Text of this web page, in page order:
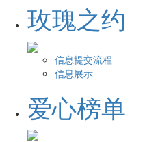
玫瑰之约
信息提交流程
信息展示
爱心榜单